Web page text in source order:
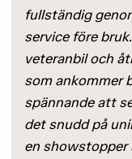
fullständig
service före
veteranbil och
som ankommer
spännande att
det snudd på
en showstopper